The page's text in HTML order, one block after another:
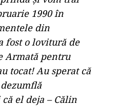
1990 în
din
fost o lovitură de
Armată pentru
tocat! Au sperat că
el deja – Călin